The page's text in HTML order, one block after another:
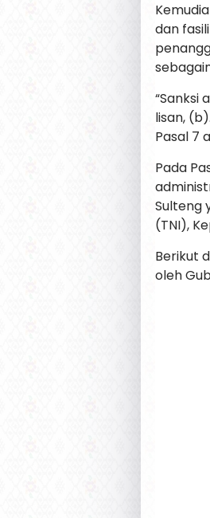
dan
“Sanksi
lisan,
Pasal 7
Pada
Sulteng
(TNI),
Berikut
oleh